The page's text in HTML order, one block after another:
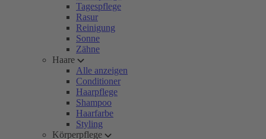
Tagespflege
Rasur
Reinigung
Sonne
Zähne
Haare
Alle anzeigen
Conditioner
Haarpflege
Shampoo
Haarfarbe
Styling
Körperpflege